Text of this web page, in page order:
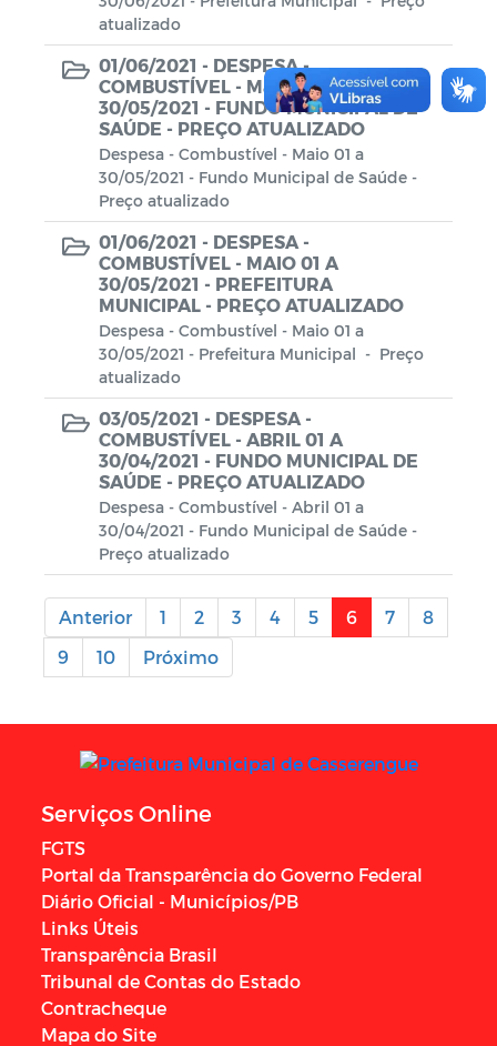
atualizado
01/06/2021 - DESPESA -
COMBUSTÍVEL - Maio 01 A
30/05/2021 - FUNDO MUNICIPAL DE
SAÚDE - PREÇO ATUALIZADO
Despesa - Combustível - Maio 01 a
30/05/2021 - Fundo Municipal de Saúde -
Preço atualizado
01/06/2021 - DESPESA -
COMBUSTÍVEL - MAIO 01 A
30/05/2021 - PREFEITURA
MUNICIPAL - PREÇO ATUALIZADO
Despesa - Combustível - Maio 01 a
30/05/2021 - Prefeitura Municipal - Preço
atualizado
03/05/2021 - DESPESA -
COMBUSTÍVEL - ABRIL 01 A
30/04/2021 - FUNDO MUNICIPAL DE
SAÚDE - PREÇO ATUALIZADO
Despesa - Combustível - Abril 01 a
30/04/2021 - Fundo Municipal de Saúde -
Preço atualizado
Anterior 1 2 3 4 5 6 7
8
9
10 Próximo
Serviços Online
FGTS
Portal da Transparência do Governo Federal
Diário Oficial - Municípios/PB
Links Úteis
Transparência Brasil
Tribunal de Contas do Estado
Contracheque
Mapa do Site